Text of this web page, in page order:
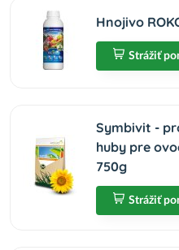
Hnojivo
Strážiť
Symbivit -
huby pre
750g
Strážiť